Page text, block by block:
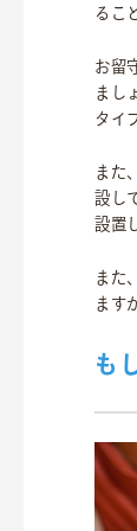
代表あいさつ
るこ
お留
まし
タイ
また、
設し
設置
また
ます
も